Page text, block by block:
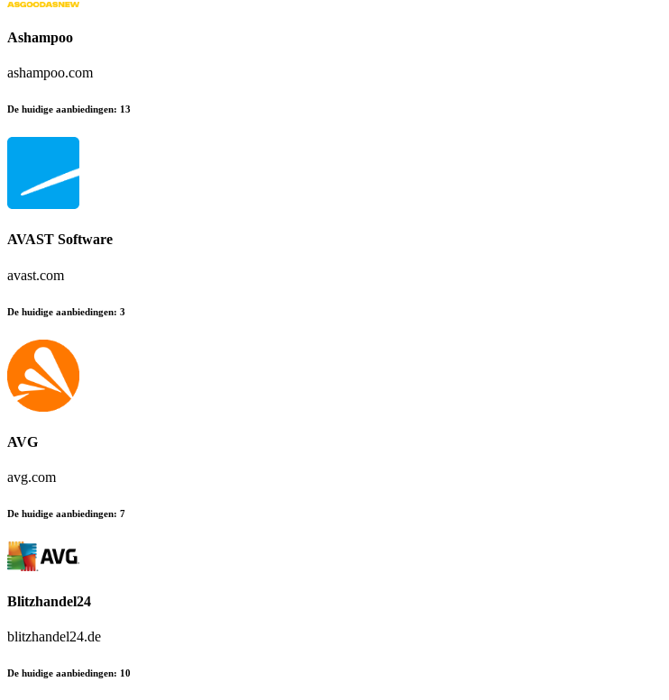
Ashampoo
ashampoo.com
De huidige aanbiedingen: 13
AVAST Software
avast.com
De huidige aanbiedingen: 3
AVG
avg.com
De huidige aanbiedingen: 7
Blitzhandel24
blitzhandel24.de
De huidige aanbiedingen: 10